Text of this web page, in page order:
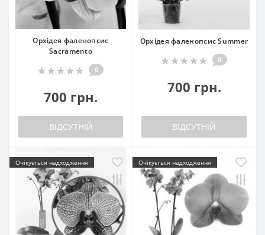
Орхідея фаленопсис
Sacramento
0
700 грн.
ВІДСУТНІЙ
Орхідея фаленопсис Summer
0
700 грн.
ВІДСУТНІЙ
Очікується надходження Очікується надходження